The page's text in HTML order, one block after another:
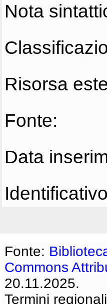
Nota
Risorsa
Fonte:
Data
Fonte:
Commons
20.11.2025.
Termini